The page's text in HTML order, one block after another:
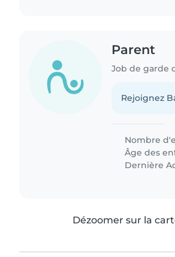
Parent
Job de garde
Rejoignez
Nombre
Âge des
Dernière
Dézoomer sur la